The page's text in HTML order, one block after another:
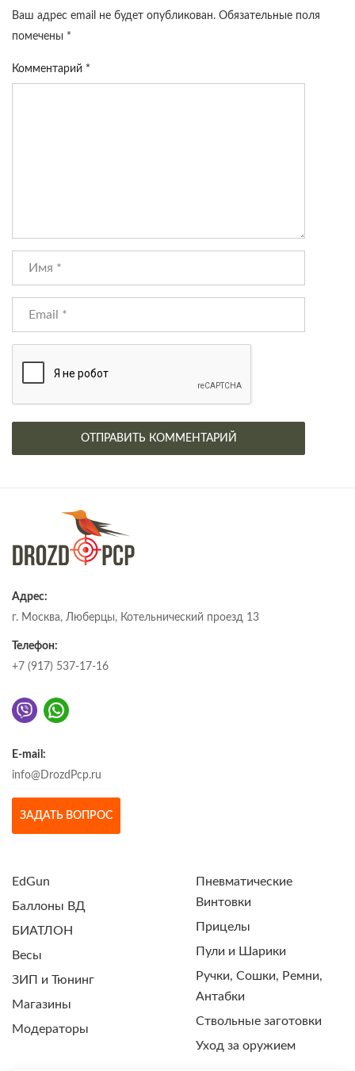
Ваш адрес email не будет опубликован. Обязательные поля
помечены *
Комментарий *
Адрес:
г. Москва, Люберцы, Котельнический проезд 13
Телефон:
+7 (917) 537-17-16
E-mail:
info@DrozdPcp.ru
ЗАДАТЬ ВОПРОС
EdGun
Баллоны ВД
БИАТЛОН
Весы
ЗИП и Тюнинг
Магазины
Модераторы
Пневматические
Винтовки
Прицелы
Пули и Шарики
Ручки, Сошки, Ремни,
Антабки
Ствольные заготовки
Уход за оружием